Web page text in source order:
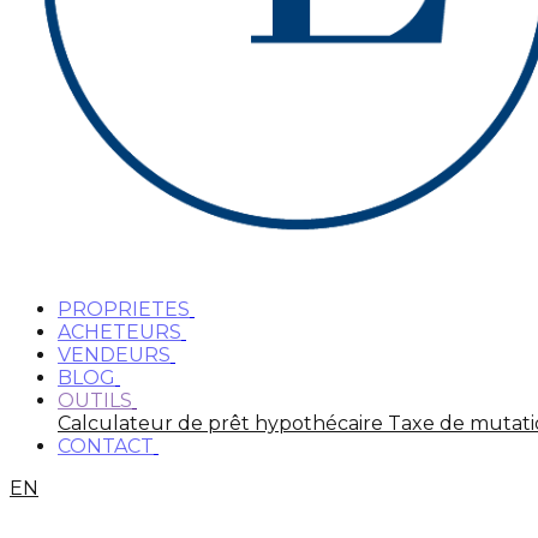
PROPRIETES
ACHETEURS
VENDEURS
BLOG
OUTILS
Calculateur de prêt hypothécaire Taxe de
CONTACT
EN